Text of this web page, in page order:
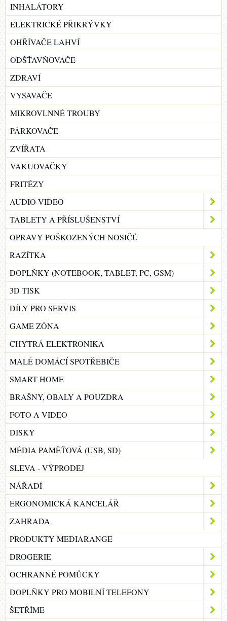
INHALÁTORY
ELEKTRICKÉ PŘIKRÝVKY
OHŘÍVAČE LAHVÍ
ODŠŤAVŇOVAČE
ZDRAVÍ
VYSAVAČE
MIKROVLNNÉ TROUBY
PÁRKOVAČE
ZVÍŘATA
VAKUOVAČKY
FRITÉZY
AUDIO-VIDEO
TABLETY A PŘÍSLUŠENSTVÍ
OPRAVY POŠKOZENÝCH NOSIČŮ
RAZÍTKA
DOPLŇKY (NOTEBOOK, TABLET, PC, GSM)
3D TISK
DÍLY PRO SERVIS
GAME ZÓNA
CHYTRÁ ELEKTRONIKA
MALÉ DOMÁCÍ SPOTŘEBIČE
SMART HOME
BRAŠNY, OBALY A POUZDRA
FOTO A VIDEO
DISKY
MÉDIA PAMĚŤOVÁ (USB, SD)
SLEVA - VÝPRODEJ
NÁŘADÍ
ERGONOMICKÁ KANCELÁŘ
ZAHRADA
PRODUKTY MEDIARANGE
DROGERIE
OCHRANNÉ POMŮCKY
DOPLŇKY PRO MOBILNÍ TELEFONY
ŠETŘÍME